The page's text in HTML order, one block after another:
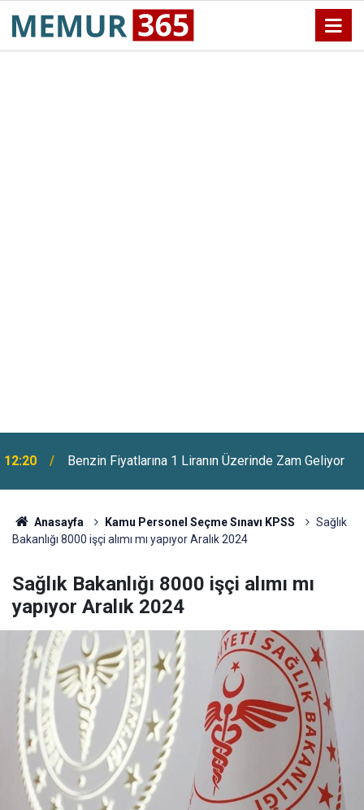
12:20 Benzin Fiyatlarına 1 Liranın Üzerinde Zam Geliyor
Anasayfa Kamu Personel Seçme Sınavı KPSS
Sağlık
Bakanlığı 8000 işçi alımı mı yapıyor Aralık 2024
Sağlık Bakanlığı 8000 işçi alımı mı
yapıyor Aralık 2024